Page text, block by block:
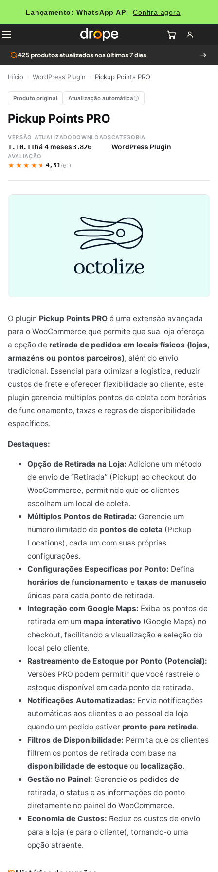
Lançamento: WhatsApp API Confira agora
425 produtos atualizados nos últimos 7 dias
Início WordPress Plugin Pickup Points PRO
Produto original Atualização automática
Pickup Points PRO
VERSÃO
1.10.11
ATUALIZADO
há 4 meses
DOWNLOADS
3.826
CATEGORIA
WordPress Plugin
AVALIAÇÃO
★★★★★
★★★★★ 4,51(61)
O plugin Pickup Points PRO é uma extensão avançada
para o WooCommerce que permite que sua loja ofereça
a opção de retirada de pedidos em locais físicos (lojas,
armazéns ou pontos parceiros), além do envio
tradicional. Essencial para otimizar a logística, reduzir
custos de frete e oferecer flexibilidade ao cliente, este
plugin gerencia múltiplos pontos de coleta com horários
de funcionamento, taxas e regras de disponibilidade
específicos.
Destaques:
Opção de Retirada na Loja: Adicione um método
de envio de “Retirada” (Pickup) ao checkout do
WooCommerce, permitindo que os clientes
escolham um local de coleta.
Múltiplos Pontos de Retirada: Gerencie um
número ilimitado de pontos de coleta (Pickup
Locations), cada um com suas próprias
configurações.
Configurações Específicas por Ponto: Defina
horários de funcionamento e taxas de manuseio
únicas para cada ponto de retirada.
Integração com Google Maps: Exiba os pontos de
retirada em um mapa interativo (Google Maps) no
checkout, facilitando a visualização e seleção do
local pelo cliente.
Rastreamento de Estoque por Ponto (Potencial):
Versões PRO podem permitir que você rastreie o
estoque disponível em cada ponto de retirada.
Notificações Automatizadas: Envie notificações
automáticas aos clientes e ao pessoal da loja
quando um pedido estiver pronto para retirada.
Filtros de Disponibilidade: Permita que os clientes
filtrem os pontos de retirada com base na
disponibilidade de estoque ou localização.
Gestão no Painel: Gerencie os pedidos de
retirada, o status e as informações do ponto
diretamente no painel do WooCommerce.
Economia de Custos: Reduz os custos de envio
para a loja (e para o cliente), tornando-o uma
opção atraente.